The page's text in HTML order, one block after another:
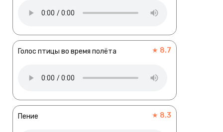
Голос птицы во время полёта ★ 8.7
Пение ★ 8.3